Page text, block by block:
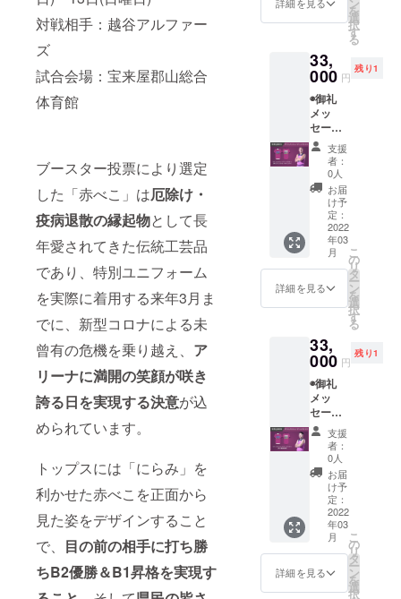
対戦相手：越谷アルファー
ズ
試合会場：宝来屋郡山総合
体育館
ブースター投票により選定
した「赤べこ」は厄除け・
疫病退散の縁起物として長
年愛されてきた伝統工芸品
であり、特別ユニフォーム
を実際に着用する来年3月ま
でに、新型コロナによる未
曾有の危機を乗り越え、 ア
リーナに満開の笑顔が咲き
誇る日を実現する決意が込
められています。
トップスには「にらみ」を
利かせた赤べこを正面から
見た姿をデザインすること
で、 目の前の相手に打ち勝
ちB2優勝＆B1昇格を実現す
ティン
ルジャ
ス
パー・
ジェー
ムス) ※
画像は
イメー
ジです
福島
ファイ
ヤーボ
ンズの8
年間の
歩みや
これか
らの展
望を1冊
にまと
めます ◉
直筆サ
イン入
り非売
シュー
ティン
也) ※画
像はイ
メージ
です
載 ※支
援時に
にご希
望のお
名前を
ご記入
くださ
い
◉BOND
S UP ス
テッ
カー
◉BOND
S UP ス
トー
リー
ブック
(2013-
2022)
福島
ファイ
ヤーボ
ンズの8
年間の
歩みや
これか
らの展
望を1冊
にまと
めます ◉
直筆サ
イン入
り非売
シュー
ティン
を
選
択
す
る
33,
000 円
残り1
◉御礼
メッ
セージ
動画
(メール
にて動
画デー
タ送付)
◉福島
ファイ
ヤーボ
ンズ公
式HPに
名前掲
載 ※支
援時に
にご希
望のお
名前を
ご記入
くださ
い
◉BOND
S UP ス
テッ
カー
◉BOND
S UP ス
トー
リー
ブック
(2013-
2022)
支援
者：
0人
お届
け予
定：
2022
年03
月
詳細を見る
こ
の
リ
タ
ー
ン
を
選
択
す
る
33,
000 円
残り1
◉御礼
メッ
セージ
動画
(メール
にて動
画デー
タ送付)
◉福島
ファイ
ヤーボ
ンズ公
式HPに
名前掲
載 ※支
支援
者：
0人
お届
け予
定：
2022
年03
月
詳細を見る
こ
の
リ
タ
ー
ン
を
選
択